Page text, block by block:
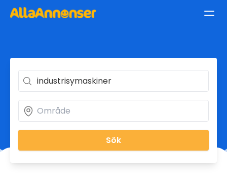
Sök